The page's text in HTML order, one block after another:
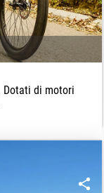
di motori